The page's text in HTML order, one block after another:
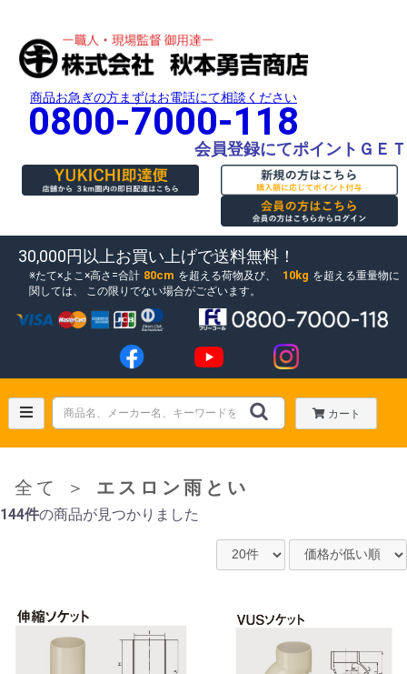
商品お急ぎの方まずはお電話にて相談ください
0800-7000-118
会員登録にてポイントＧＥＴ
30,000円以上お買い上げで送料無料！
たて×よこ×高さ=合計 80cm を超える荷物及び、 10kg を超える重量物に
関しては、
この限りでない場合がございます。
カート
全て ＞ エスロン雨とい
144件の商品が見つかりました